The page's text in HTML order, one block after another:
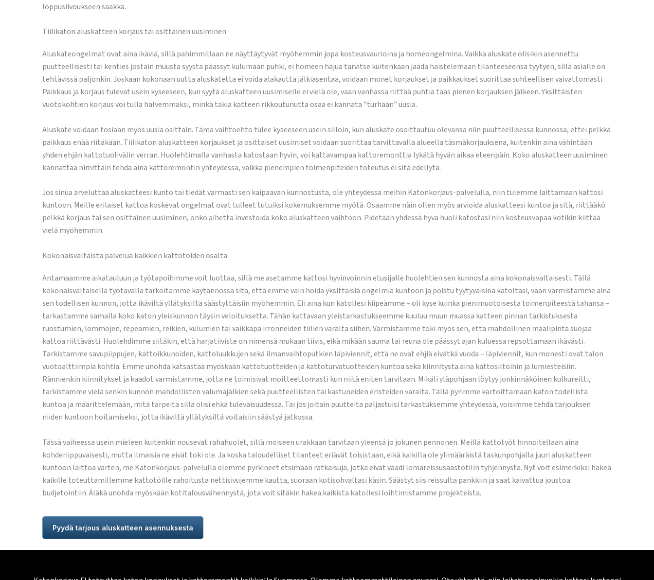
loppusiivoukseen saakka.
Tiilikaton aluskatteen korjaus tai osittainen uusiminen
Aluskateongelmat ovat aina ikäviä, sillä pahimmillaan ne näyttäytyvät myöhemmin jopa kosteusvaurioina ja homeongelmina. Vaikka aluskate olisikin asennettu
puutteellisesti tai kenties jostain muusta syystä päässyt kulumaan puhki, ei homeen hajua tarvitse kuitenkaan jäädä haistelemaan tilanteeseensa tyytyen, sillä asialle on
tehtävissä paljonkin. Joskaan kokonaan uutta aluskatetta ei voida alakautta jälkiasentaa, voidaan monet korjaukset ja paikkaukset suorittaa suhteellisen vaivattomasti.
Paikkaus ja korjaus tulevat usein kyseeseen, kun syytä aluskatteen uusimiselle ei vielä ole, vaan vanhassa riittää puhtia taas pienen korjauksen jälkeen. Yksittäisten
vuotokohtien korjaus voi tulla halvemmaksi, minkä takia katteen rikkoutunutta osaa ei kannata ”turhaan” uusia.
Aluskate voidaan tosiaan myös uusia osittain. Tämä vaihtoehto tulee kyseeseen usein silloin, kun aluskate osoittautuu olevansa niin puutteellisessa kunnossa, ettei pelkkä
paikkaus enää riitäkään. Tiilikaton aluskatteen korjaukset ja osittaiset uusimiset voidaan suorittaa tarvittavalla alueella täsmäkorjauksena, kuitenkin aina vähintään
yhden ehjän kattotuolivälin verran. Huolehtimalla vanhasta katostaan hyvin, voi kattavampaa kattoremonttia lykätä hyvän aikaa eteenpäin. Koko aluskatteen uusiminen
kannattaa nimittäin tehdä aina kattoremontin yhteydessä, vaikka pienempien toimenpiteiden toteutus ei sitä edellytä.
Jos sinua arveluttaa aluskatteesi kunto tai tiedät varmasti sen kaipaavan kunnostusta, ole yhteydessä meihin Katonkorjaus-palvelulla, niin tulemme laittamaan kattosi
kuntoon. Meille erilaiset kattoa koskevat ongelmat ovat tulleet tutuiksi kokemuksemme myötä. Osaamme näin ollen myös arvioida aluskatteesi kuntoa ja sitä, riittääkö
pelkkä korjaus tai sen osittainen uusiminen, onko aihetta investoida koko aluskatteen vaihtoon. Pidetään yhdessä hyvä huoli katostasi niin kosteusvapaa kotikin kiittää
vielä myöhemmin.
Kokonaisvaltaista palvelua kaikkien kattotöiden osalta
Antamaamme aikatauluun ja työtapoihimme voit luottaa, sillä me asetamme kattosi hyvinvoinnin etusijalle huolehtien sen kunnosta aina kokonaisvaltaisesti. Tällä
kokonaisvaltaisella työtavalla tarkoitamme käytännössä sitä, että emme vain hoida yksittäisiä ongelmia kuntoon ja poistu tyytyväisinä katoltasi, vaan varmistamme aina
sen todellisen kunnon, jotta ikäviltä yllätyksiltä säästyttäisiin myöhemmin. Eli aina kun katollesi kiipeämme – oli kyse kuinka pienimuotoisesta toimenpiteestä tahansa –
tarkastamme samalla koko katon yleiskunnon täysin veloituksetta. Tähän kattavaan yleistarkastukseemme kuuluu muun muassa katteen pinnan tarkistuksesta
ruostumien, lommojen, repeämien, reikien, kulumien tai vaikkapa irronneiden tiilien varalta siihen. Varmistamme toki myös sen, että mahdollinen maalipinta suojaa
kattoa riittävästi. Huolehdimme siitäkin, että harjatiiviste on nimensä mukaan tiivis, eikä mikään sauma tai reuna ole päässyt ajan kuluessa repsottamaan ikävästi.
Tarkistamme savupiippujen, kattoikkunoiden, kattoluukkujen sekä ilmanvaihtoputkien läpiviennit, että ne ovat ehjiä eivätkä vuoda – läpiviennit, kun monesti ovat talon
vuotoalttiimpia kohtia. Emme unohda katsastaa myöskään kattotuotteiden ja kattoturvatuotteiden kuntoa sekä kiinnitystä aina kattosiltoihin ja lumiesteisiin.
Rännienkin kiinnitykset ja kaadot varmistamme, jotta ne toimisivat moitteettomasti kun niitä eniten tarvitaan. Mikäli yläpohjaan löytyy jonkinnäköinen kulkureitti,
tarkistamme vielä senkin kunnon mahdollisten valumajälkien sekä puutteellisten tai kastuneiden eristeiden varalta. Tällä pyrimme kartoittamaan katon todellista
kuntoa ja määrittelemään, mitä tarpeita sillä olisi ehkä tulevaisuudessa. Tai jos joitain puutteita paljastuisi tarkastuksemme yhteydessä, voisimme tehdä tarjouksen
niiden kuntoon hoitamiseksi, jotta ikäviltä yllätyksiltä voitaisiin säästyä jatkossa.
Tässä vaiheessa usein mieleen kuitenkin nousevat rahahuolet, sillä moiseen urakkaan tarvitaan yleensä jo jokunen pennonen. Meillä kattotyöt hinnoitellaan aina
kohderiippuvaisesti, mutta ilmaisia ne eivät toki ole. Ja koska taloudelliset tilanteet eriävät toisistaan, eikä kaikilla ole ylimääräistä taskunpohjalla juuri aluskatteen
kuntoon laittoa varten, me Katonkorjaus-palvelulla olemme pyrkineet etsimään ratkaisuja, jotka eivät vaadi lomareissusäästötilin tyhjennystä. Nyt voit esimerkiksi hakea
kaikille toteuttamillemme kattotöille rahoitusta nettisivujemme kautta, suoraan kotisohvaltasi käsin. Säästyt siis reissulta pankkiin ja saat kaivattua joustoa
budjetointiin. Äläkä unohda myöskään kotitalousvähennystä, jota voit sitäkin hakea kaikista katollesi loihtimistamme projekteista.
Pyydä tarjous aluskatteen asennuksesta